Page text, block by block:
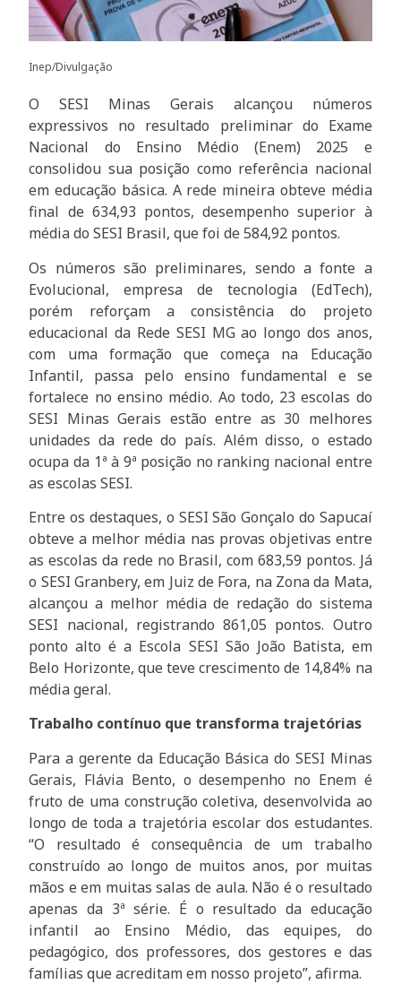
Inep/Divulgação
O SESI Minas Gerais alcançou números
expressivos no resultado preliminar do Exame
Nacional do Ensino Médio (Enem) 2025 e
consolidou sua posição como referência nacional
em educação básica. A rede mineira obteve média
final de 634,93 pontos, desempenho superior à
média do SESI Brasil, que foi de 584,92 pontos.
Os números são preliminares, sendo a fonte a
Evolucional, empresa de tecnologia (EdTech),
porém reforçam a consistência do projeto
educacional da Rede SESI MG ao longo dos anos,
com uma formação que começa na Educação
Infantil, passa pelo ensino fundamental e se
fortalece no ensino médio. Ao todo, 23 escolas do
SESI Minas Gerais estão entre as 30 melhores
unidades da rede do país. Além disso, o estado
ocupa da 1ª à 9ª posição no ranking nacional entre
as escolas SESI.
Entre os destaques, o SESI São Gonçalo do Sapucaí
obteve a melhor média nas provas objetivas entre
as escolas da rede no Brasil, com 683,59 pontos. Já
o SESI Granbery, em Juiz de Fora, na Zona da Mata,
alcançou a melhor média de redação do sistema
SESI nacional, registrando 861,05 pontos. Outro
ponto alto é a Escola SESI São João Batista, em
Belo Horizonte, que teve crescimento de 14,84% na
média geral.
Trabalho contínuo que transforma trajetórias
Para a gerente da Educação Básica do SESI Minas
Gerais, Flávia Bento, o desempenho no Enem é
fruto de uma construção coletiva, desenvolvida ao
longo de toda a trajetória escolar dos estudantes.
“O resultado é consequência de um trabalho
construído ao longo de muitos anos, por muitas
mãos e em muitas salas de aula. Não é o resultado
apenas da 3ª série. É o resultado da educação
infantil ao Ensino Médio, das equipes, do
pedagógico, dos professores, dos gestores e das
famílias que acreditam em nosso projeto”, afirma.